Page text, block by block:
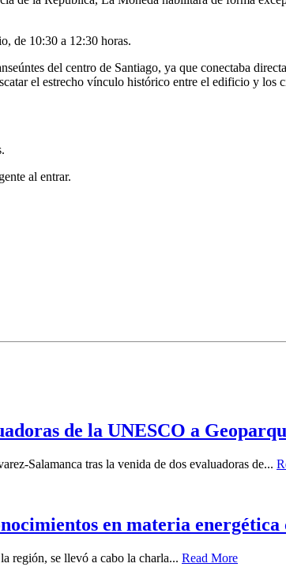
de 10:30 a 12:30 horas.
del centro de Santiago, ya que conectaba
el estrecho vínculo histórico entre el edificio y los
al entrar.
de la UNESCO a
Salamanca tras la venida de dos evaluadoras de...
en materia
región, se llevó a cabo la charla... Read More